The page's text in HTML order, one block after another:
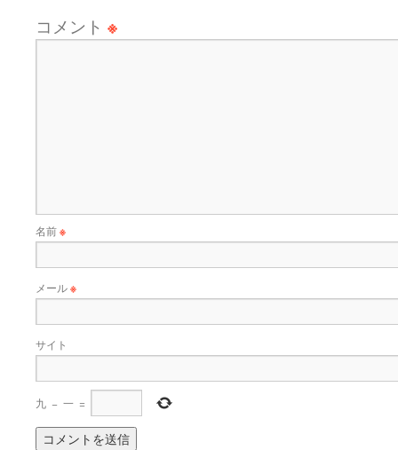
コメント ※
名前※
メール※
サイト
九 − 一 =